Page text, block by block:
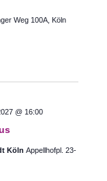
Weg 100A, Köln
@ 16:00
Köln Appellhofpl. 23-